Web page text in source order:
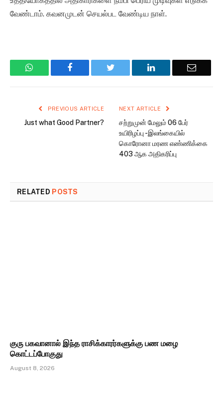
வேண்டாம். கவனமுடன் செயல்பட வேண்டிய நாள்.
WhatsAppFacebook Twitter LinkedIn Email
PREVIOUS ARTICLE
Just what Good Partner?
NEXT ARTICLE
சற்றுமுன் மேலும் 06 பேர்
உயிரிழப்பு -இலங்கையில்
கொரோனா மரண எண்ணிக்கை
403 ஆக அதிகரிப்பு
RELATED POSTS
குரு பகவானால் இந்த ராசிக்காரர்களுக்கு பண மழை
கொட்டப்போகுது
August 8, 2026